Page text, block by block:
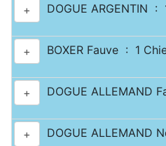
+ DOGUE ARGENTIN :
+ BOXER Fauve : 1
+ DOGUE ALLEMAND
+ DOGUE ALLEMAND